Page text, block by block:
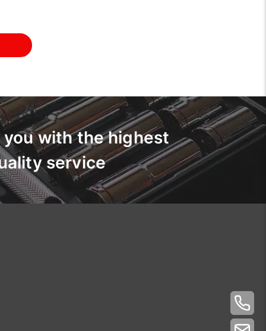
you with the highest
service